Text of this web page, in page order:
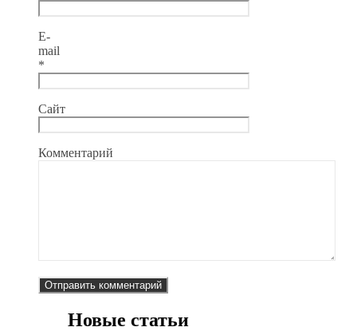
E-
mail
*
Сайт
Комментарий
Новые статьи